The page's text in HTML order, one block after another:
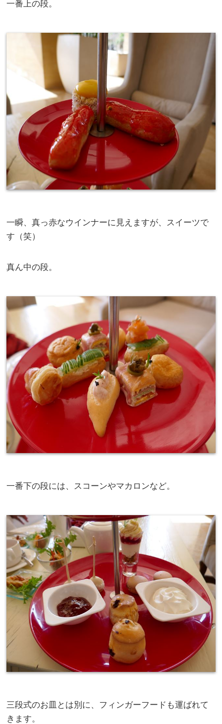
一番上の段。
一瞬、真っ赤なウインナーに見えますが、スイーツで
す（笑）
真ん中の段。
一番下の段には、スコーンやマカロンなど。
三段式のお皿とは別に、フィンガーフードも運ばれて
きます。